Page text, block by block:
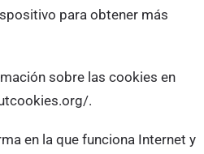
para obtener más
sobre las cookies en
.
en la que funciona Internet y